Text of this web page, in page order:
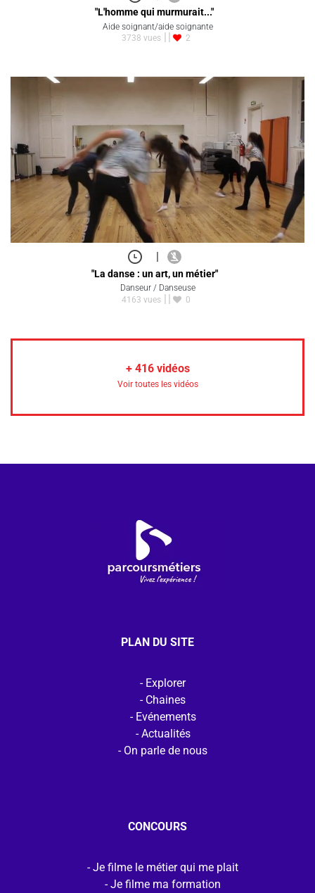
"L'homme qui murmurait..."
Aide soignant/aide soignante
3738 vues
2
|
"La danse : un art, un métier"
Danseur / Danseuse
4163 vues
0
+ 416vidéos
Voir toutes les vidéos
PLAN DU SITE
Explorer
Chaines
Evénements
Actualités
On parle de nous
CONCOURS
Je filme le métier qui me plait
Je filme ma formation